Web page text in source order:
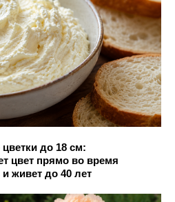
до 18 см:
цвет прямо во время
живет до 40 лет